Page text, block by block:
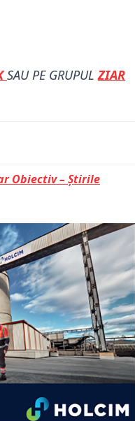
SAU PE GRUPULZIAR
Obiectiv – Știrile